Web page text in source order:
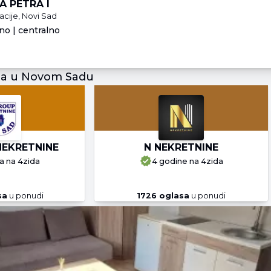
PETRA I
Novi Sad
| centralno
u Novom Sadu
na 4zida
u ponudi
N NEKRETNINE
4 godine na 4zida
1726 oglasa u ponudi